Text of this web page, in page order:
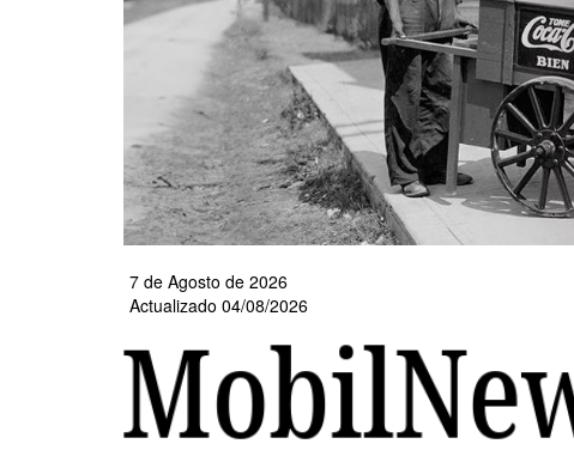
7 de Agosto de 2026
Actualizado 04/08/2026